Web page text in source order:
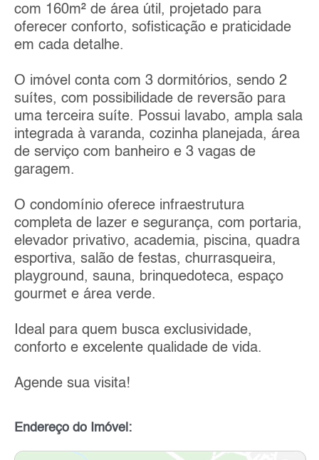
com 160m² de área útil, projetado para
oferecer conforto, sofisticação e praticidade
em cada detalhe.
O imóvel conta com 3 dormitórios, sendo 2
suítes, com possibilidade de reversão para
uma terceira suíte. Possui lavabo, ampla sala
integrada à varanda, cozinha planejada, área
de serviço com banheiro e 3 vagas de
garagem.
O condomínio oferece infraestrutura
completa de lazer e segurança, com portaria,
elevador privativo, academia, piscina, quadra
esportiva, salão de festas, churrasqueira,
playground, sauna, brinquedoteca, espaço
gourmet e área verde.
Ideal para quem busca exclusividade,
conforto e excelente qualidade de vida.
Agende sua visita!
Endereço do Imóvel: